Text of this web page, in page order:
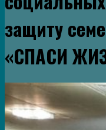
защиту
«СПАСИ